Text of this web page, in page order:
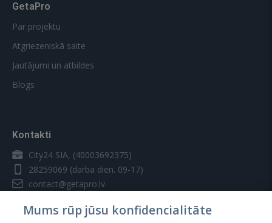
GetaPro
Par projektu
Atgriezeniskā saite
Jautājumi un atbildes
Blogs
Kontakti
City24 SIA, (40003692375)
28259069 (darba dien. 09-17)
contact@getapro.lv
Mums rūp jūsu konfidencialitāte